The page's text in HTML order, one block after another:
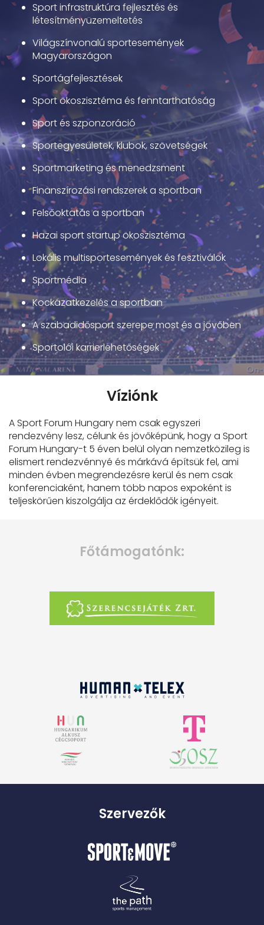
Sport infrastruktúra fejlesztés és
létesítményüzemeltetés
Világszínvonalú sportesemények
Magyarországon
Sportágfejlesztések
Sport ökoszisztéma és fenntarthatóság
Sport és szponzoráció
Sportegyesületek, klubok, szövetségek
Sportmarketing és menedzsment
Finanszírozási rendszerek a sportban
Felsőoktatás a sportban
Hazai sport startup ökoszisztéma
Lokális multisportesemények és fesztiválok
Sportmédia
Kockázatkezelés a sportban
A szabadidősport szerepe most és a jövőben
Sportolói karrierlehetőségek
Víziónk
A Sport Forum Hungary nem csak egyszeri
rendezvény lesz, célunk és jövőképünk, hogy a Sport
Forum Hungary-t 5 éven belül olyan nemzetközileg is
elismert rendezvénnyé és márkává építsük fel, ami
minden évben megrendezésre kerül és nem csak
konferenciaként, hanem több napos expoként is
teljeskörűen kiszolgálja az érdeklődők igényeit.
Főtámogatónk:
Szervezők